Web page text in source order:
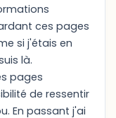
ces pages
si j'étais en
là.
pages
de ressentir
En passant j'ai